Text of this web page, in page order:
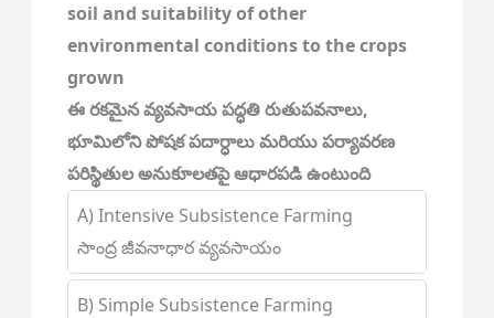
soil and suitability of other
environmental conditions to the crops
grown
ఈ రకమైన వ్యవసాయ పద్ధతి రుతుపవనాలు,
భూమిలోని పోషక పదార్ధాలు మరియు పర్యావరణ
పరిస్థితుల అనుకూలతపై ఆధారపడి ఉంటుంది
A) Intensive Subsistence Farming
సాంద్ర జీవనాధార వ్యవసాయం
B) Simple Subsistence Farming